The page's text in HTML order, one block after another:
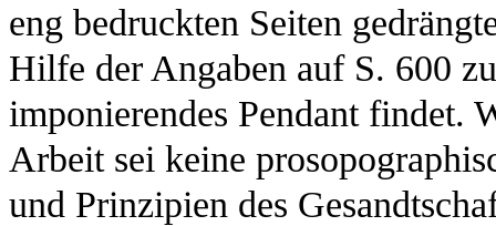
eng bedruckten Seiten
Hilfe der Angaben auf S. 600
imponierendes Pendant findet.
Arbeit sei keine
und Prinzipien des